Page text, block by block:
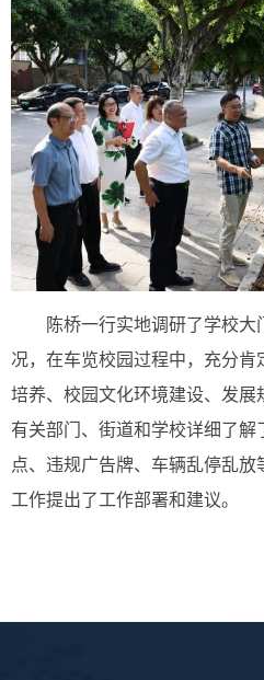
陈桥一行实地调研了学校大
况，在车览校园过程中，充分肯
培养、校园文化环境建设、发展
有关部门、街道和学校详细了
点、违规广告牌、车辆乱停乱
工作提出了工作部署和建议。